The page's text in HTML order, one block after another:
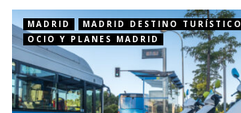
MADRID
MADRID DESTINO TURÍSTICO
OCIO Y PLANES MADRID